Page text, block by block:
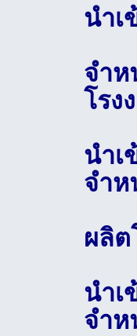
นำเ
จำห
โรง
นำเ
จำห
ผลิต
นำเ
จำห